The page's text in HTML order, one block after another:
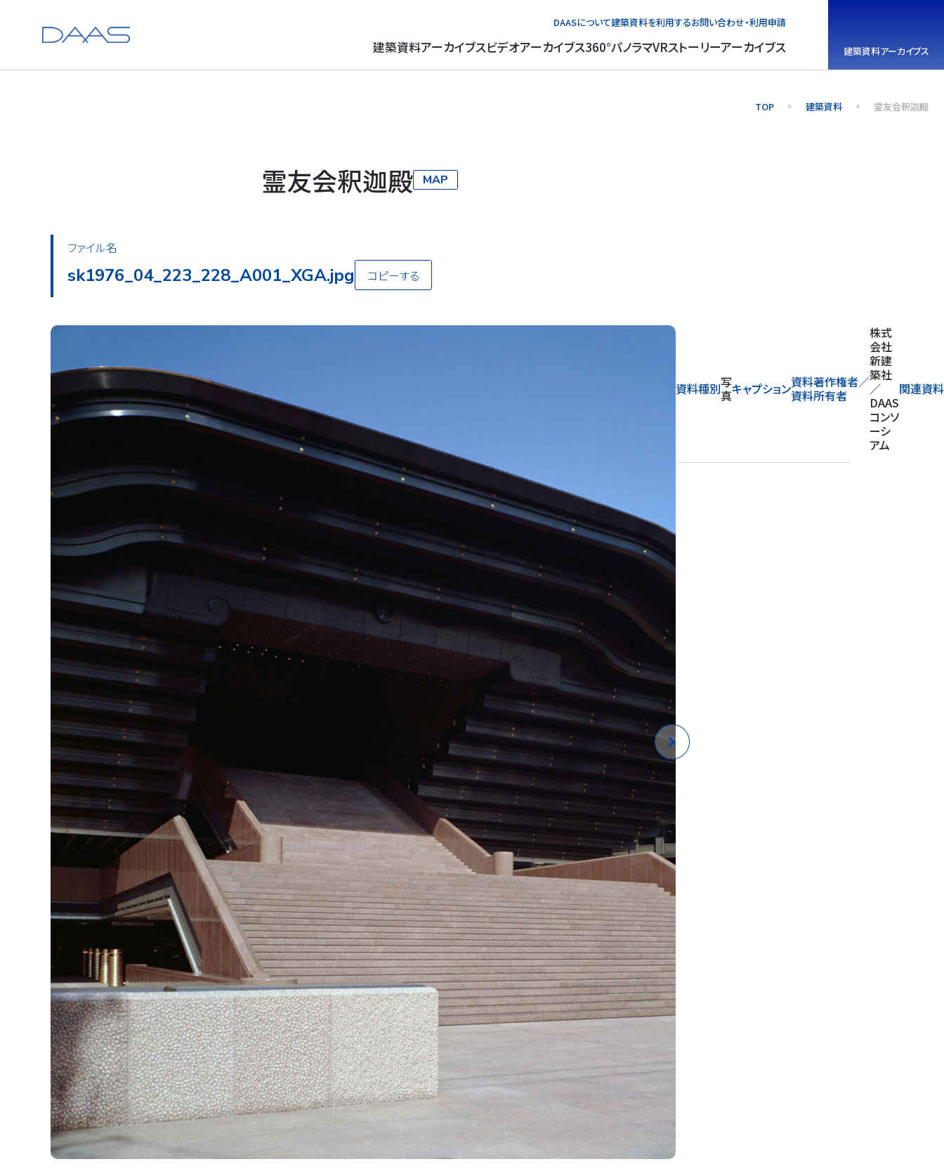
DAASについて建築資料を利用するお問い合わせ・利用申請
建築資料アーカイブスビデオアーカイブス360°パノラマVRストーリーアーカイブス 建築資料アーカイブス
TOP 建築資料 霊友会釈迦殿
霊友会釈迦殿 MAP
ファイル名
sk1976_04_223_228_A002_XGA.jpg コピーする
資料種別写
真キャプション資料著作権者／
資料所有者
株式
会社
新建
築社
／
DAAS
コンソ
ーシ
アム
関連資